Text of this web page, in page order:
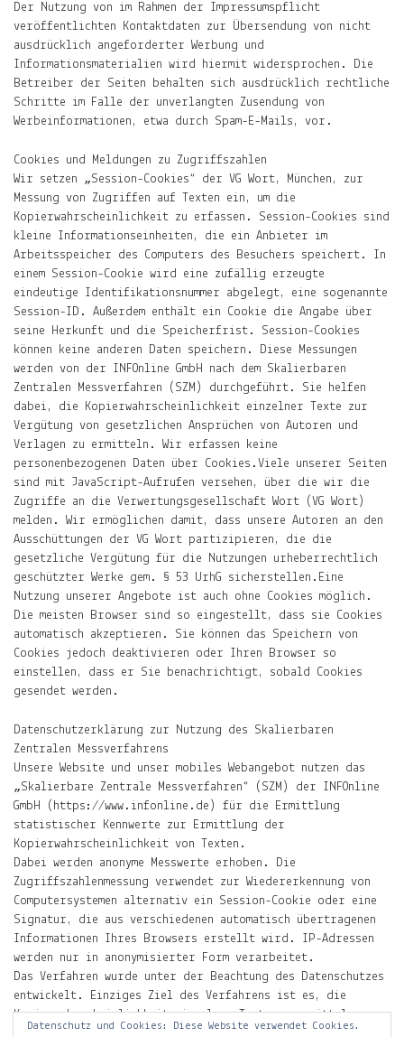
Gib
deine
Mail-
Adresse
und
erfährst,
wenn
was
Neues
gibt.
Mail-
Adresse
Abonnieren
Gern
gelesen
Die
Welt
in
die
Arme
schließen.
Mary
Oliver
Schwimmen.
Warum
es
ist,
in
Indien
einen
Bikini
zu
tragen.
Finden
Support
Der Nutzung von im Rahmen der Impressumspflicht
veröffentlichten Kontaktdaten zur Übersendung von nicht
ausdrücklich angeforderter Werbung und
Informationsmaterialien wird hiermit widersprochen. Die
Betreiber der Seiten behalten sich ausdrücklich rechtliche
Schritte im Falle der unverlangten Zusendung von
Werbeinformationen, etwa durch Spam-E-Mails, vor.
Cookies und Meldungen zu Zugriffszahlen
Wir setzen „Session-Cookies“ der VG Wort, München, zur
Messung von Zugriffen auf Texten ein, um die
Kopierwahrscheinlichkeit zu erfassen. Session-Cookies sind
kleine Informationseinheiten, die ein Anbieter im
Arbeitsspeicher des Computers des Besuchers speichert. In
einem Session-Cookie wird eine zufällig erzeugte
eindeutige Identifikationsnummer abgelegt, eine sogenannte
Session-ID. Außerdem enthält ein Cookie die Angabe über
seine Herkunft und die Speicherfrist. Session-Cookies
können keine anderen Daten speichern. Diese Messungen
werden von der INFOnline GmbH nach dem Skalierbaren
Zentralen Messverfahren (SZM) durchgeführt. Sie helfen
dabei, die Kopierwahrscheinlichkeit einzelner Texte zur
Vergütung von gesetzlichen Ansprüchen von Autoren und
Verlagen zu ermitteln. Wir erfassen keine
personenbezogenen Daten über Cookies.Viele unserer Seiten
sind mit JavaScript-Aufrufen versehen, über die wir die
Zugriffe an die Verwertungsgesellschaft Wort (VG Wort)
melden. Wir ermöglichen damit, dass unsere Autoren an den
Ausschüttungen der VG Wort partizipieren, die die
gesetzliche Vergütung für die Nutzungen urheberrechtlich
geschützter Werke gem. § 53 UrhG sicherstellen.Eine
Nutzung unserer Angebote ist auch ohne Cookies möglich.
Die meisten Browser sind so eingestellt, dass sie Cookies
automatisch akzeptieren. Sie können das Speichern von
Cookies jedoch deaktivieren oder Ihren Browser so
einstellen, dass er Sie benachrichtigt, sobald Cookies
gesendet werden.
Datenschutzerklärung zur Nutzung des Skalierbaren
Zentralen Messverfahrens
Unsere Website und unser mobiles Webangebot nutzen das
„Skalierbare Zentrale Messverfahren“ (SZM) der INFOnline
GmbH (https://www.infonline.de) für die Ermittlung
statistischer Kennwerte zur Ermittlung der
Kopierwahrscheinlichkeit von Texten.
Dabei werden anonyme Messwerte erhoben. Die
Zugriffszahlenmessung verwendet zur Wiedererkennung von
Computersystemen alternativ ein Session-Cookie oder eine
Signatur, die aus verschiedenen automatisch übertragenen
Informationen Ihres Browsers erstellt wird. IP-Adressen
werden nur in anonymisierter Form verarbeitet.
Das Verfahren wurde unter der Beachtung des Datenschutzes
entwickelt. Einziges Ziel des Verfahrens ist es, die
Kopierwahrscheinlichkeit einzelner Texte zu ermitteln.
Zu keinem Zeitpunkt werden einzelne Nutzer identifiziert.
Datenschutz und Cookies: Diese Website verwendet Cookies.